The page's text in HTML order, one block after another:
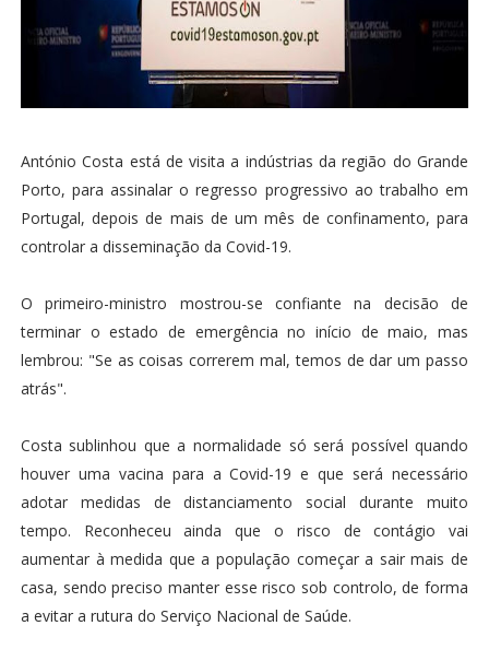
António Costa está de visita a indústrias da região do Grande
Porto, para assinalar o regresso progressivo ao trabalho em
Portugal, depois de mais de um mês de confinamento, para
controlar a disseminação da Covid-19.
O primeiro-ministro mostrou-se confiante na decisão de
terminar o estado de emergência no início de maio, mas
lembrou: "Se as coisas correrem mal, temos de dar um passo
atrás".
Costa sublinhou que a normalidade só será possível quando
houver uma vacina para a Covid-19 e que será necessário
adotar medidas de distanciamento social durante muito
tempo. Reconheceu ainda que o risco de contágio vai
aumentar à medida que a população começar a sair mais de
casa, sendo preciso manter esse risco sob controlo, de forma
a evitar a rutura do Serviço Nacional de Saúde.